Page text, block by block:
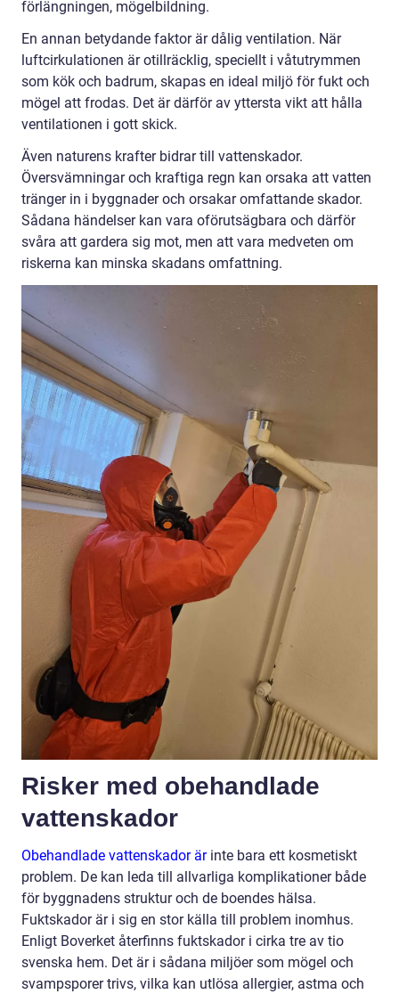
förlängningen, mögelbildning.
En annan betydande faktor är dålig ventilation. När
luftcirkulationen är otillräcklig, speciellt i våtutrymmen
som kök och badrum, skapas en ideal miljö för fukt och
mögel att frodas. Det är därför av yttersta vikt att hålla
ventilationen i gott skick.
Även naturens krafter bidrar till vattenskador.
Översvämningar och kraftiga regn kan orsaka att vatten
tränger in i byggnader och orsakar omfattande skador.
Sådana händelser kan vara oförutsägbara och därför
svåra att gardera sig mot, men att vara medveten om
riskerna kan minska skadans omfattning.
Risker med obehandlade
vattenskador
Obehandlade vattenskador ärinte bara ett kosmetiskt
problem. De kan leda till allvarliga komplikationer både
för byggnadens struktur och de boendes hälsa.
Fuktskador är i sig en stor källa till problem inomhus.
Enligt Boverket återfinns fuktskador i cirka tre av tio
svenska hem. Det är i sådana miljöer som mögel och
svampsporer trivs, vilka kan utlösa allergier, astma och